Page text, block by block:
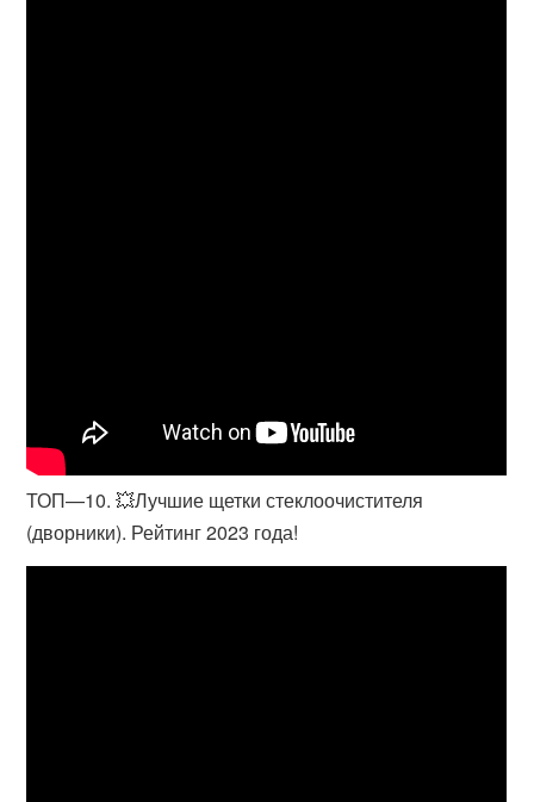
ТОП—10. 💥Лучшие щетки стеклоочистителя
(дворники). Рейтинг 2023 года!